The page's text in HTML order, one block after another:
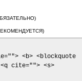
<b> <blockquote
cite=""> <s>